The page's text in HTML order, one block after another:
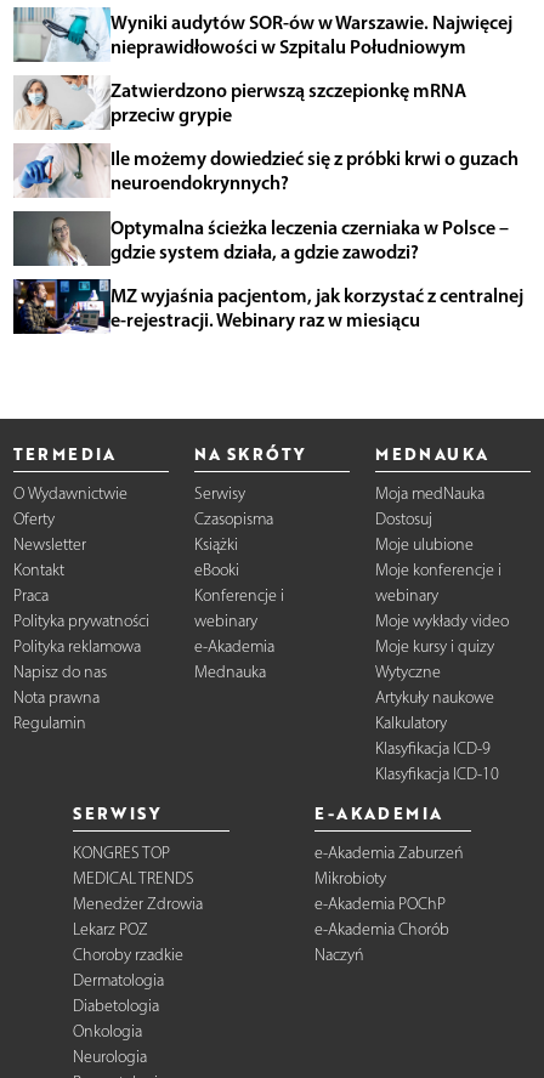
Wyniki audytów SOR-ów w Warszawie. Najwięcej
nieprawidłowości w Szpitalu Południowym
Zatwierdzono pierwszą szczepionkę mRNA
przeciw grypie
Ile możemy dowiedzieć się z próbki krwi o guzach
neuroendokrynnych?
Optymalna ścieżka leczenia czerniaka w Polsce –
gdzie system działa, a gdzie zawodzi?
MZ wyjaśnia pacjentom, jak korzystać z centralnej
e-rejestracji. Webinary raz w miesiącu
TERMEDIA
O Wydawnictwie
Oferty
Newsletter
Kontakt
Praca
Polityka prywatności
Polityka reklamowa
Napisz do nas
Nota prawna
Regulamin
NA SKRÓTY
Serwisy
Czasopisma
Książki
eBooki
Konferencje i
webinary
e-Akademia
Mednauka
MEDNAUKA
Moja medNauka
Dostosuj
Moje ulubione
Moje konferencje i
webinary
Moje wykłady video
Moje kursy i quizy
Wytyczne
Artykuły naukowe
Kalkulatory
Klasyfikacja ICD-9
Klasyfikacja ICD-10
SERWISY
KONGRES TOP
MEDICAL TRENDS
Menedżer Zdrowia
Lekarz POZ
Choroby rzadkie
Dermatologia
Diabetologia
Onkologia
Neurologia
E-AKADEMIA
e-Akademia Zaburzeń
Mikrobioty
e-Akademia POChP
e-Akademia Chorób
Naczyń